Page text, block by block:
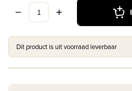
Dit product is uit voorraad leverbaar